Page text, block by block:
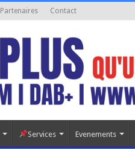
Partenaires Contact
Services Evenements